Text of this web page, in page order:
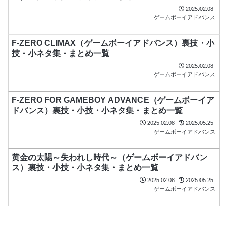
2025.02.08
ゲームボーイアドバンス
F-ZERO CLIMAX（ゲームボーイアドバンス）裏技・小
技・小ネタ集・まとめ一覧
2025.02.08
ゲームボーイアドバンス
F-ZERO FOR GAMEBOY ADVANCE（ゲームボーイア
ドバンス）裏技・小技・小ネタ集・まとめ一覧
2025.02.08
2025.05.25
ゲームボーイアドバンス
黄金の太陽～失われし時代～（ゲームボーイアドバン
ス）裏技・小技・小ネタ集・まとめ一覧
2025.02.08
2025.05.25
ゲームボーイアドバンス